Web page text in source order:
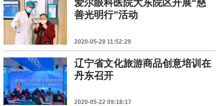
爱尔眼科医院大东院区开展“慈
善光明行”活动
2020-05-28 11:52:29
辽宁省文化旅游商品创意培训在
丹东召开
2020-05-22 09:18:17